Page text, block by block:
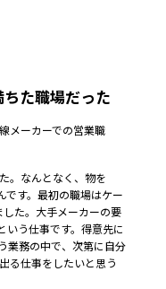
た職場だった
メーカーでの営業職
。なんとなく、物を
す。最初の職場はケー
た。大手メーカーの要
う仕事です。得意先に
業務の中で、次第に自分
る仕事をしたいと思う